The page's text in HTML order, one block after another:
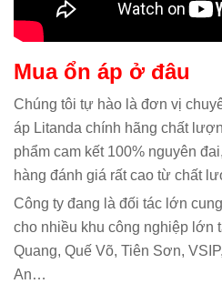
Mua ổn áp ở đâu
Chúng tôi tự hào là đơn vị
áp Litanda chính hãng chất
phẩm cam kết 100% nguyên
hàng đánh giá rất cao từ chất
Công ty đang là đối tác lớn
cho nhiều khu công nghiệp lớn
Quang, Quế Võ, Tiên Sơn,
An…